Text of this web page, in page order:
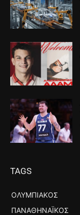
TAGS
ΟΛΥΜΠΙΑΚΌΣ
ΠΑΝΑΘΗΝΑΪΚΌΣ